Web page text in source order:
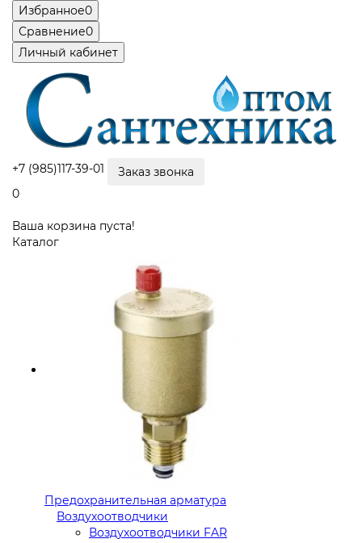
Избранное0
Сравнение0
Личный кабинет
+7 (985)117-39-01
Заказ звонка
0
Ваша корзина пуста!
Каталог
Предохранительная арматура
Воздухоотводчики
Воздухоотводчики FAR